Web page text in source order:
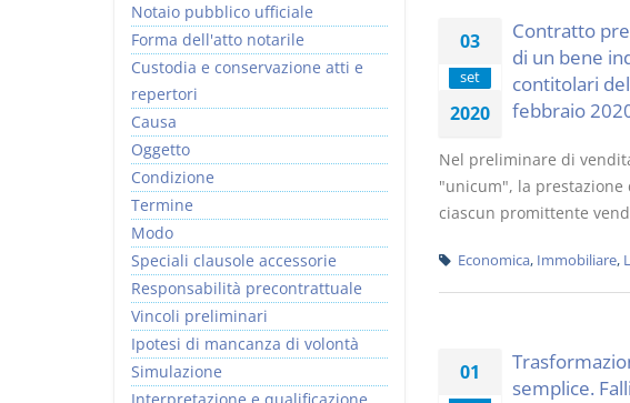
03
set
2020
Contratto
di un bene
contitolari del
febbraio
Nel preliminare di
"unicum", la
ciascun promittente
Economica, Immobiliare,
01
semplice.
Notaio pubblico ufficiale
Forma dell'atto notarile
Custodia e conservazione atti e
repertori
Causa
Oggetto
Condizione
Termine
Modo
Speciali clausole accessorie
Responsabilità precontrattuale
Vincoli preliminari
Ipotesi di mancanza di volontà
Simulazione